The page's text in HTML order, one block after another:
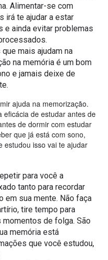
Alimentar-se com
irá te ajudar a estar
e ainda evitar problemas
mais ajudam na
na memória é um bom
e jamais deixe de
ajuda na memorização.
eficácia de estudar antes de
de dormir com estudar
que já está com sono,
estudou isso vai te ajudar
para você a
tanto para recordar
em sua mente. Não faça
tire tempo para
de folga. São
memória está
que você estudou,